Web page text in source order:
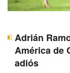
Adrián
América de
adiós